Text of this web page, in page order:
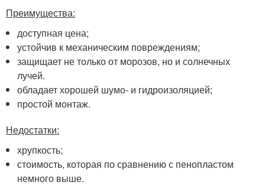
Преимущества:
доступная цена;
устойчив к механическим повреждениям;
защищает не только от морозов, но и солнечных
лучей.
обладает хорошей шумо- и гидроизоляцией;
простой монтаж.
Недостатки:
хрупкость;
стоимость, которая по сравнению с пенопластом
немного выше.